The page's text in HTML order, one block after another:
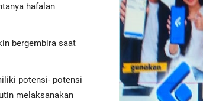
hafalan
bergembira saat
potensi- potensi
melaksanakan